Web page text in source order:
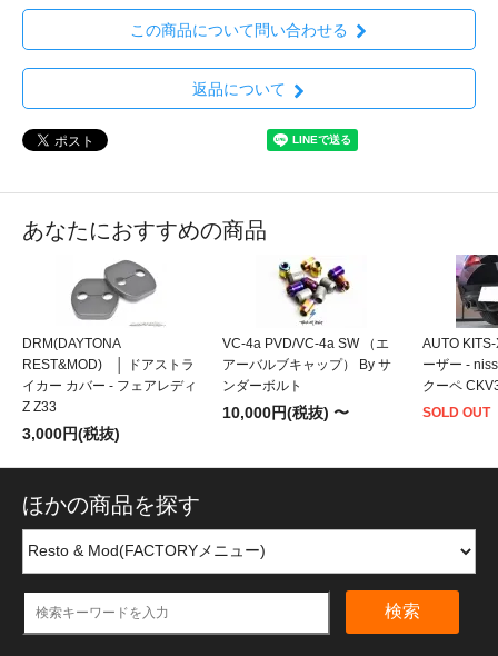
この商品について問い合わせる
返品について
あなたにおすすめの商品
DRM(DAYTONA
REST&MOD) │ ドアストラ
イカー カバー - フェアレディ
Z Z33
3,000円(税抜)
VC-4a PVD/VC-4a SW （エ
アーバルブキャップ） By サ
ンダーボルト
10,000円(税抜) 〜
AUTO
ーザー -
クーペ
SOLD OUT
ほかの商品を探す
検索